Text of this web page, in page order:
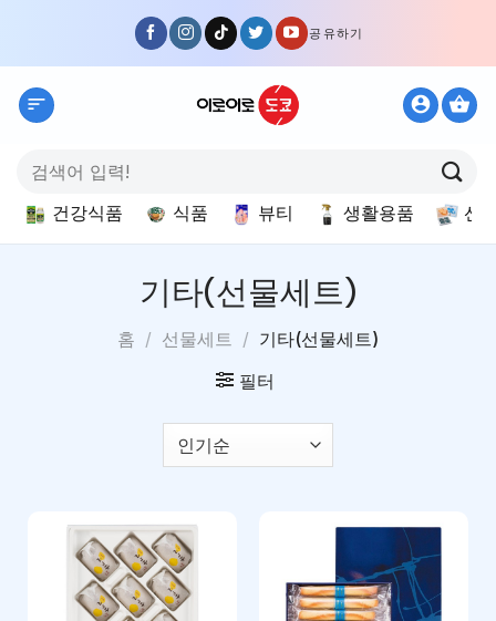
content
공유하기
색:
건강식품 식품 뷰티 생활용품 선
기타(선물세트)
홈 / 선물세트 / 기타(선물세트)
필터